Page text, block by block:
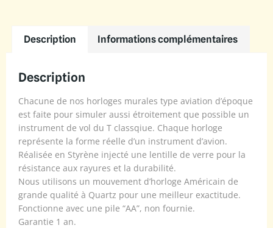
Description Informations complémentaires
Description
Chacune de nos horloges murales type aviation d’époque
est faite pour simuler aussi étroitement que possible un
instrument de vol du T classqiue. Chaque horloge
représente la forme réelle d’un instrument d’avion.
Réalisée en Styrène injecté une lentille de verre pour la
résistance aux rayures et la durabilité.
Nous utilisons un mouvement d’horloge Américain de
grande qualité à Quartz pour une meilleur exactitude.
Fonctionne avec une pile “AA”, non fournie.
Garantie 1 an.